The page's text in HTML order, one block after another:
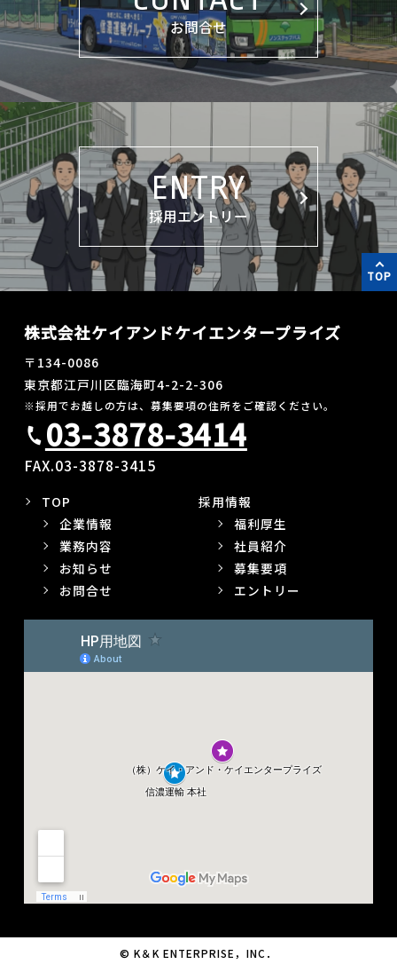
お問合せ
ENTRY
採用エントリー
TOP
株式会社ケイアンドケイエンタープライズ
〒134-0086
東京都江戸川区臨海町4-2-2-306
※採用でお越しの方は、募集要項の住所をご確認ください。
call03-3878-3414
FAX.03-3878-3415
TOP
企業情報
業務内容
お知らせ
お問合せ
採用情報
福利厚生
社員紹介
募集要項
エントリー
© K＆K ENTERPRISE，INC．